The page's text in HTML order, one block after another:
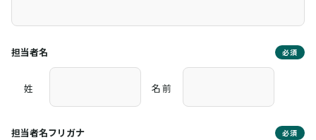
担当者名 必須
姓 名前
担当者名フリガナ 必須